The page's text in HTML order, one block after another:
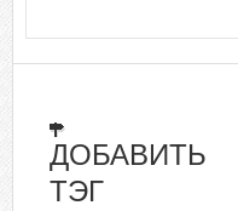
ДОБАВИТЬ
ТЭГ